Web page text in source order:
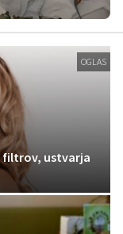
OGLAS
filtrov, ustvarja